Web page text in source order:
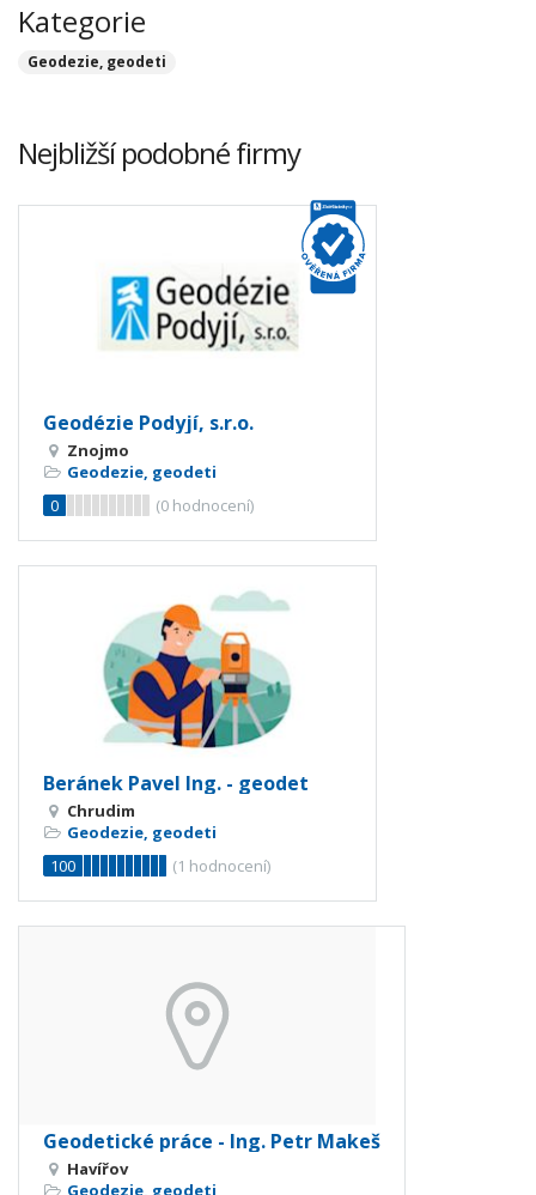
Kategorie
Geodezie, geodeti
Nejbližší podobné firmy
Geodézie Podyjí, s.r.o.
Znojmo
Geodezie, geodeti
0
(0 hodnocení)
Beránek Pavel Ing. - geodet
Chrudim
Geodezie, geodeti
100
(1 hodnocení)
Geodetické práce - Ing. Petr Makeš
Havířov
Geodezie, geodeti